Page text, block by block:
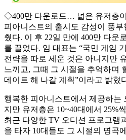
◇400만 다운로드… 넓은 유저층
피아니스트의 출시도 감성이 풍부
췄다. 이 후 22일 만에 400만 다운
를 끌었다. 임 대표는 “국민 게임
전략을 따로 세운 것은 아니지만
느끼고, 그때 그 시절을 추억하며
데이트 해 나갈 계획”이라고 밝혔
행복한 피아니스트에서 제공하는
지만 유저층은 10~40대에서 25%
최근 다양한 TV 오디션 프로그램
을 타자 10대들도 그 시절의 명곡